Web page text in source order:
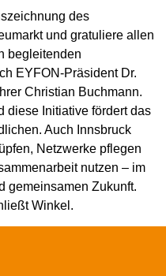
des
und gratuliere allen
begleitenden
EYFON-Präsident Dr.
Christian Buchmann.
diese Initiative fördert das
Auch Innsbruck
Netzwerke pflegen
nutzen – im
gemeinsamen Zukunft.
Winkel.